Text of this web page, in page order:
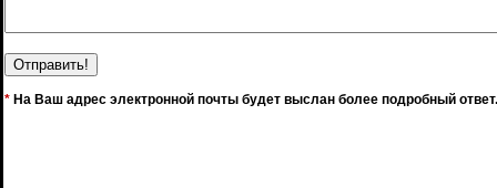
* На Ваш адрес электронной почты будет выслан более подробный ответ.